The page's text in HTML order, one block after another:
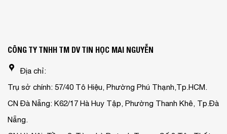
CÔNG TY TNHH TM DV TIN HỌC MAI NGUYỄN
Địa chỉ:
Trụ sở chính: 57/40 Tô Hiệu, Phường Phú Thạnh,Tp.HCM.
CN Đà Nẵng: K62/17 Hà Huy Tập, Phường Thanh Khê, Tp.Đà
Nẵng.